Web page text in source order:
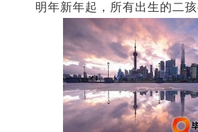
明年新年起，所有出生的二孩